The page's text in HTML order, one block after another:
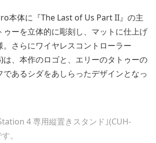
本体に『The Last of Us Part II』の主
ゥーを立体的に彫刻し、マットに仕上げ
。さらにワイヤレスコントローラー
は、本作のロゴと、エリーのタトゥーの
であるシダをあしらったデザインとなっ
4 専用縦置きスタンド｣(CUH-
。